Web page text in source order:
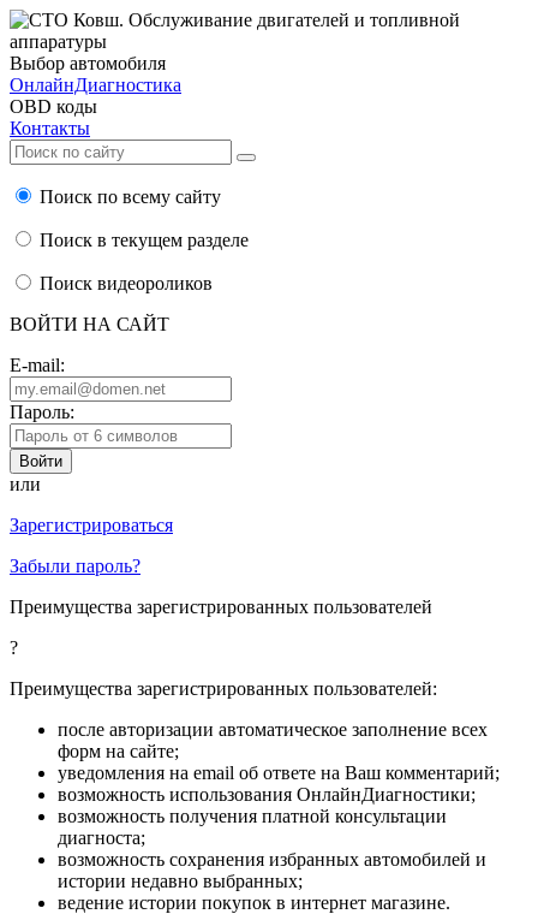
Выбор автомобиля
ОнлайнДиагностика
OBD коды
Контакты
Поиск по всему сайту
Поиск в текущем разделе
Поиск видеороликов
ВОЙТИ НА САЙТ
E-mail:
Пароль:
или
Зарегистрироваться
Забыли пароль?
Преимущества зарегистрированных пользователей
?
Преимущества зарегистрированных пользователей:
после авторизации автоматическое заполнение всех
форм на сайте;
уведомления на email об ответе на Ваш комментарий;
возможность использования ОнлайнДиагностики;
возможность получения платной консультации
диагноста;
возможность сохранения избранных автомобилей и
истории недавно выбранных;
ведение истории покупок в интернет магазине.